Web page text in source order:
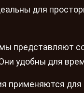
для
представляют
удобны для
применяются для